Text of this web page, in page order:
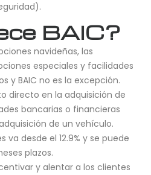
BAIC?
navideñas, las
especiales y facilidades
y BAIC no es la excepción.
directo en la adquisición de
bancarias o financieras
de un vehículo.
va desde el 12.9% y se puede
plazos.
y alentar a los clientes